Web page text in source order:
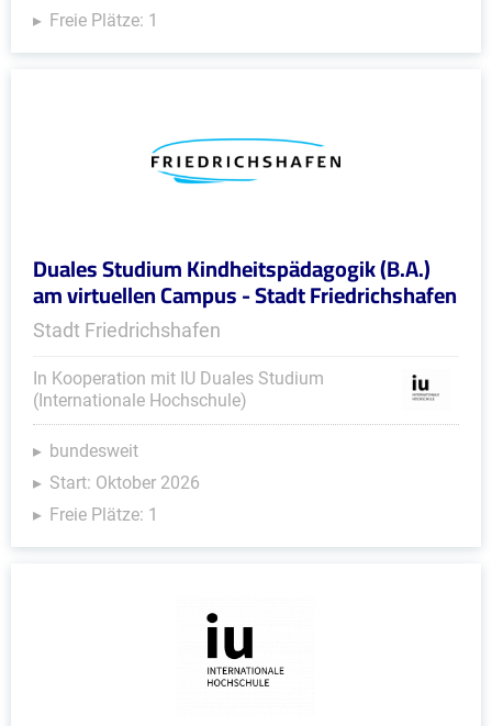
Freie Plätze: 1
Duales Studium Kindheitspädagogik (B.A.)
am virtuellen Campus - Stadt Friedrichshafen
Stadt Friedrichshafen
In Kooperation mit IU Duales Studium
(Internationale Hochschule)
bundesweit
Start: Oktober 2026
Freie Plätze: 1